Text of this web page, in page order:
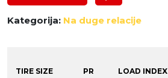
Kategorija: Na duge relacije
TIRE SIZE PR LOAD INDEX